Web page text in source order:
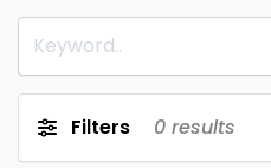
Filters 0 results